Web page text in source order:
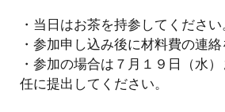
・当日はお茶を持参してください
・参加申し込み後に材料費の連絡
・参加の場合は７月１９日（水
任に提出してください。